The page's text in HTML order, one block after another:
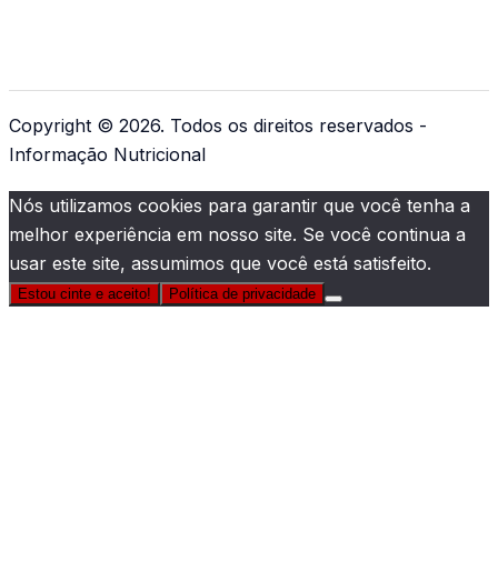
Copyright © 2026. Todos os direitos reservados -
Informação Nutricional
Nós utilizamos cookies para garantir que você tenha a
melhor experiência em nosso site. Se você continua a
usar este site, assumimos que você está satisfeito.
Estou cinte e aceito! Política de privacidade